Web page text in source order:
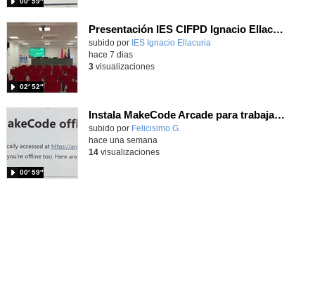
Presentación IES CIFPD Ignacio Ellacuría
Contenido educativo.
subido por IES Ignacio Ellacuria
02′ 52″
hace 7 dias
3visualizaciones
Instala MakeCode Arcade para trabajar offline en tu tablet, ordenador, Chromebook
Contenido educativo.
subido por Felicisimo G.
00′ 59″
hace una semana
14visualizaciones